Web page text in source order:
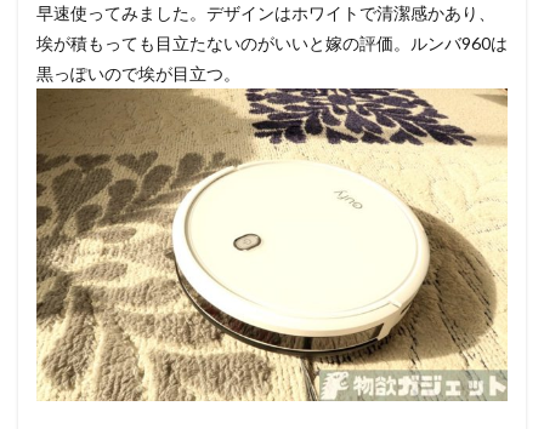
早速使ってみました。デザインはホワイトで清潔感かあり、
埃が積もっても目立たないのがいいと嫁の評価。ルンバ960は
黒っぽいので埃が目立つ。